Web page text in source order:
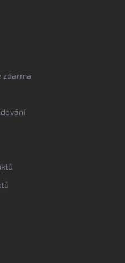
zdarma